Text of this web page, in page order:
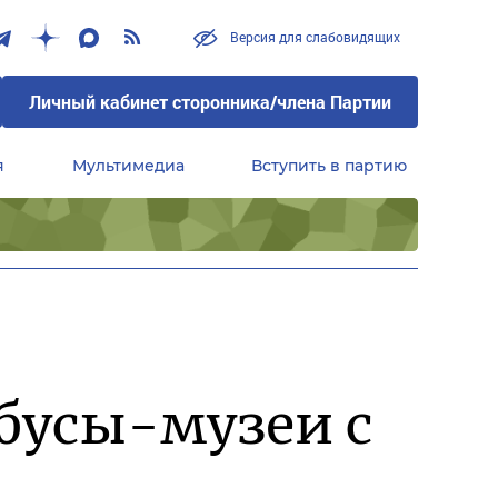
Версия для слабовидящих
Личный кабинет сторонника/члена Партии
Мультимедиа Вступить в партию
музеи с